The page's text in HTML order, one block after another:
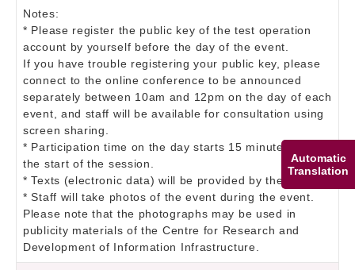
Automatic
Translation
Notes:
* Please register the public key of the test operation
account by yourself before the day of the event.
If you have trouble registering your public key, please
connect to the online conference to be announced
separately between 10am and 12pm on the day of each
event, and staff will be available for consultation using
screen sharing.
* Participation time on the day starts 15 minutes before
the start of the session.
* Texts (electronic data) will be provided by the centre.
* Staff will take photos of the event during the event.
Please note that the photographs may be used in
publicity materials of the Centre for Research and
Development of Information Infrastructure.